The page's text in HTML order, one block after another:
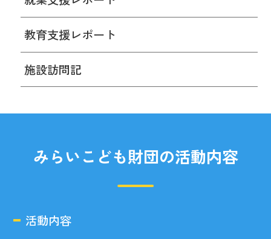
教育支援レポート
施設訪問記
みらいこども財団の活動内容
活動内容